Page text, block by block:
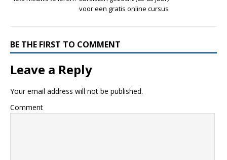
voor een gratis online cursus
BE THE FIRST TO COMMENT
Leave a Reply
Your email address will not be published.
Comment